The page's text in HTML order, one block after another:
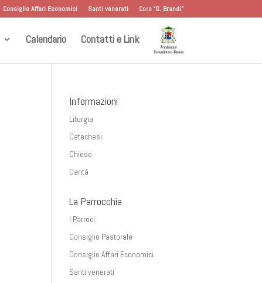
Consiglio Affari Economici Santi venerati Coro “G. Brandi”
Calendario Contatti e Link
Informazioni
Liturgia
Catechesi
Chiese
Carità
La Parrocchia
I Parroci
Consiglio Pastorale
Consiglio Affari Economici
Santi venerati